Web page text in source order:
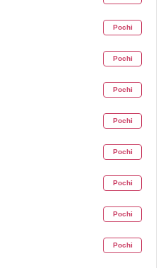
Pochi
Pochi
Pochi
Pochi
Pochi
Pochi
Pochi
Pochi